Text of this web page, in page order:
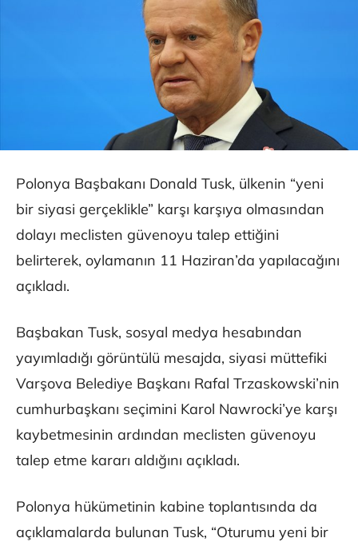
Polonya Başbakanı Donald Tusk, ülkenin “yeni
bir siyasi gerçeklikle” karşı karşıya olmasından
dolayı meclisten güvenoyu talep ettiğini
belirterek, oylamanın 11 Haziran’da yapılacağını
açıkladı.
Başbakan Tusk, sosyal medya hesabından
yayımladığı görüntülü mesajda, siyasi müttefiki
Varşova Belediye Başkanı Rafal Trzaskowski’nin
cumhurbaşkanı seçimini Karol Nawrocki’ye karşı
kaybetmesinin ardından meclisten güvenoyu
talep etme kararı aldığını açıkladı.
Polonya hükümetinin kabine toplantısında da
açıklamalarda bulunan Tusk, “Oturumu yeni bir